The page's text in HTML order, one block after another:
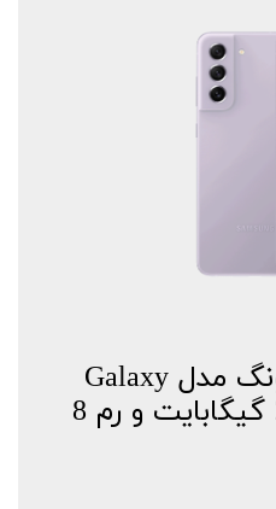
گوشی موبایل سامسونگ مدل Galaxy
S21 FE با حافظه 256 گیگابایت و رم 8